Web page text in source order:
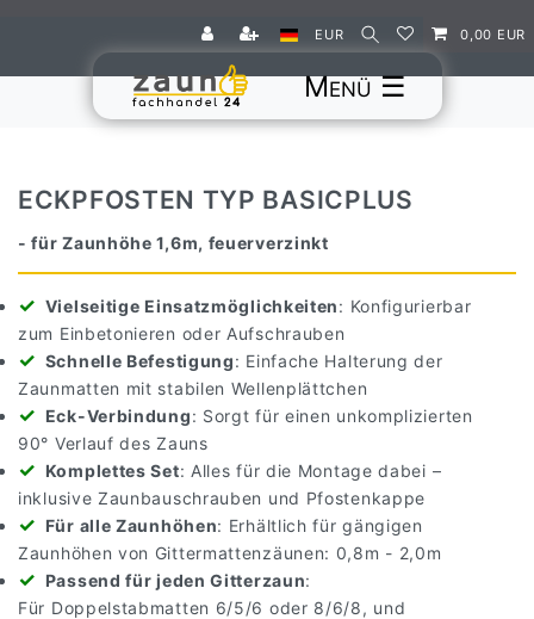
EUR 0,00 EUR
☰
ECKPFOSTEN TYP BASICPLUS
- für Zaunhöhe 1,6m, feuerverzinkt
Vielseitige Einsatzmöglichkeiten: Konfigurierbar
zum Einbetonieren oder Aufschrauben
Schnelle Befestigung: Einfache Halterung der
Zaunmatten mit stabilen Wellenplättchen
Eck-Verbindung: Sorgt für einen unkomplizierten
90° Verlauf des Zauns
Komplettes Set: Alles für die Montage dabei –
inklusive Zaunbauschrauben und Pfostenkappe
Für alle Zaunhöhen: Erhältlich für gängigen
Zaunhöhen von Gittermattenzäunen: 0,8m - 2,0m
Passend für jeden Gitterzaun:
Für Doppelstabmatten 6/5/6 oder 8/6/8, und